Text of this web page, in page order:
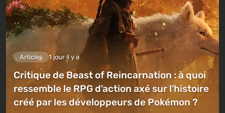
Articles 1 jour il y a
Critique de Beast of Reincarnation : à quoi
ressemble le RPG d'action axé sur l'histoire
créé par les développeurs de Pokémon ?